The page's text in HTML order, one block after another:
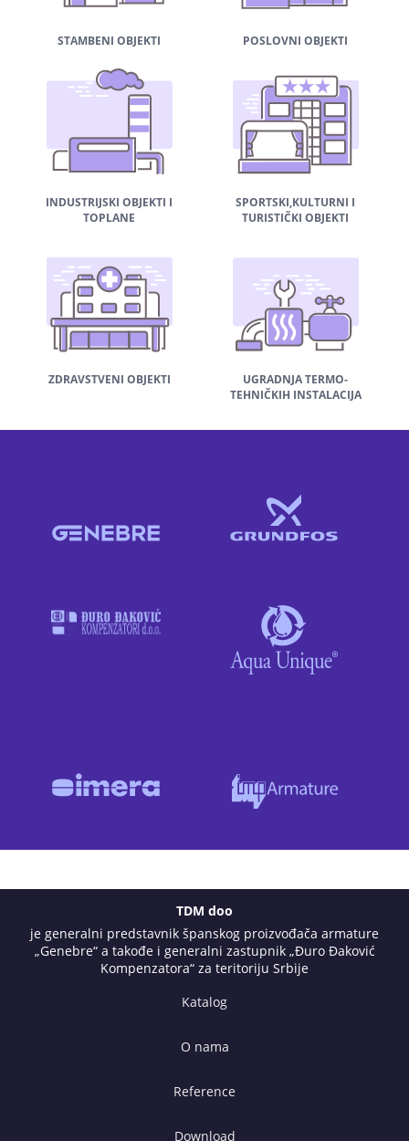
STAMBENI OBJEKTI POSLOVNI OBJEKTI
INDUSTRIJSKI OBJEKTI I
TOPLANE
SPORTSKI,KULTURNI I
TURISTIČKI OBJEKTI
ZDRAVSTVENI OBJEKTI
UGRADNJA TERMO-
TEHNIČKIH INSTALACIJA
TDM doo
je generalni predstavnik španskog proizvođača armature
„Genebre“ a takođe i generalni zastupnik „Đuro Đaković
Kompenzatora“ za teritoriju Srbije
Katalog
O nama
Reference
Download